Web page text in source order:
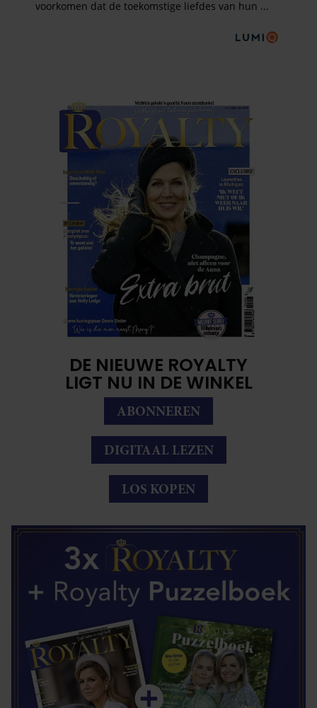
DE NIEUWE ROYALTY
LIGT NU IN DE WINKEL
ABONNEREN
DIGITAAL LEZEN
LOS KOPEN